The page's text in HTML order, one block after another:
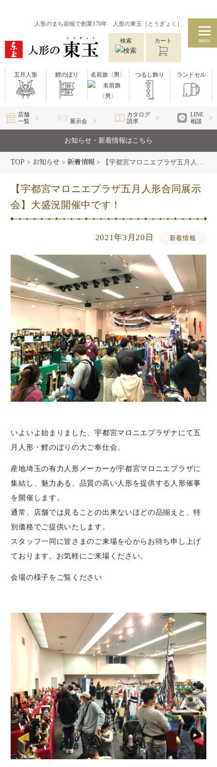
人形のまち岩槻で創業170年 人形の東玉［とうぎょく］
検索 カート MENU
五月人形 鯉のぼり 名前旗〈男〉 つるし飾り ランドセル
店舗
一覧
展示会
カタログ
請求
LINE
相談
お知らせ・新着情報はこちら
TOP > お知らせ >新着情報 > 【宇都宮マロニエプラザ五月人形合同展示会】大盛況開催中です！
【宇都宮マロニエプラザ五月人形合同展示
会】大盛況開催中です！
2021年3月20日 新着情報
いよいよ始まりました、宇都宮マロニエプラザナにて五
月人形・鯉のぼりの大ご奉仕会。
産地埼玉の有力人形メーカーが宇都宮マロニエプラザに
集結し、魅力ある、品質の高い人形を提供する人形催事
を開催します。
通常、店舗では見ることの出来ないほどの品揃えと、特
別価格でご提供いたします。
スタッフ一同に皆さまのご来場を心からお待ち申し上げ
ております。お気軽にご来場ください。
会場の様子をご覧ください